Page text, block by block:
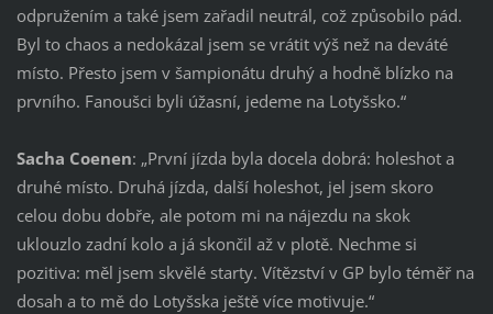
odpružením a také jsem zařadil neutrál, což způsobilo pád.
Byl to chaos a nedokázal jsem se vrátit výš než na deváté
místo. Přesto jsem v šampionátu druhý a hodně blízko na
prvního. Fanoušci byli úžasní, jedeme na Lotyšsko.“
Sacha Coenen: „První jízda byla docela dobrá: holeshot a
druhé místo. Druhá jízda, další holeshot, jel jsem skoro
celou dobu dobře, ale potom mi na nájezdu na skok
uklouzlo zadní kolo a já skončil až v plotě. Nechme si
pozitiva: měl jsem skvělé starty. Vítězství v GP bylo téměř na
dosah a to mě do Lotyšska ještě více motivuje.“